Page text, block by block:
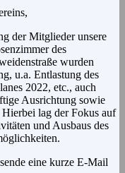
der Mitglieder unsere
des
wurden
u.a. Entlastung des
2022, etc., auch
Ausrichtung sowie
Hierbei lag der Fokus auf
und Ausbaus des
eine kurze E-Mail